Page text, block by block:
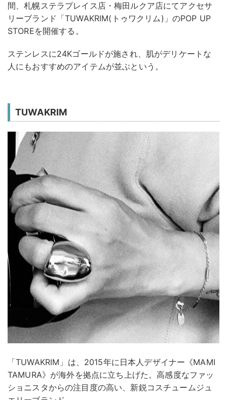
間、札幌ステラプレイス店・梅田ルクア店にてアクセサ
リーブランド「TUWAKRIM(トゥワクリム)」のPOP UP
STOREを開催する。
ステンレスに24Kゴールドが施され、肌がデリケートな
人にもおすすめのアイテムが並ぶという。
TUWAKRIM
「TUWAKRIM」は、2015年に日本人デザイナー《MAMI
TAMURA》が海外を拠点に立ち上げた。高感度なファッ
ショニスタからの注目度の高い、新鋭コスチュームジュ